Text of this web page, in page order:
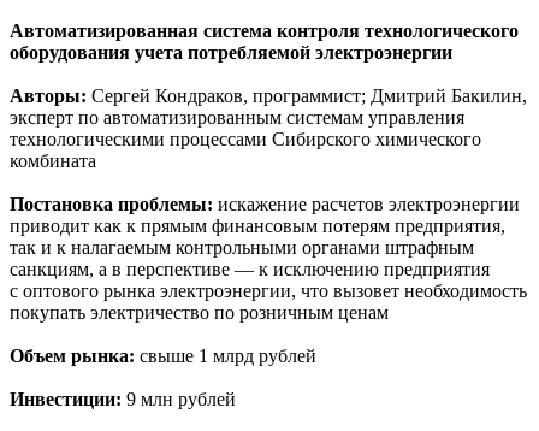
Автоматизированная система контроля технологического
оборудования учета потребляемой электроэнергии
Авторы: Сергей Кондраков, программист; Дмитрий Бакилин,
эксперт по автоматизированным системам управления
технологическими процессами Сибирского химического
комбината
Постановка проблемы: искажение расчетов электроэнергии
приводит как к прямым финансовым потерям предприятия,
так и к налагаемым контрольными органами штрафным
санкциям, а в перспективе — ​к исключению предприятия
с оптового рынка электроэнергии, что вызовет необходимость
покупать электричество по розничным ценам
Объем рынка: свыше 1 млрд рублей
Инвестиции: 9 млн рублей